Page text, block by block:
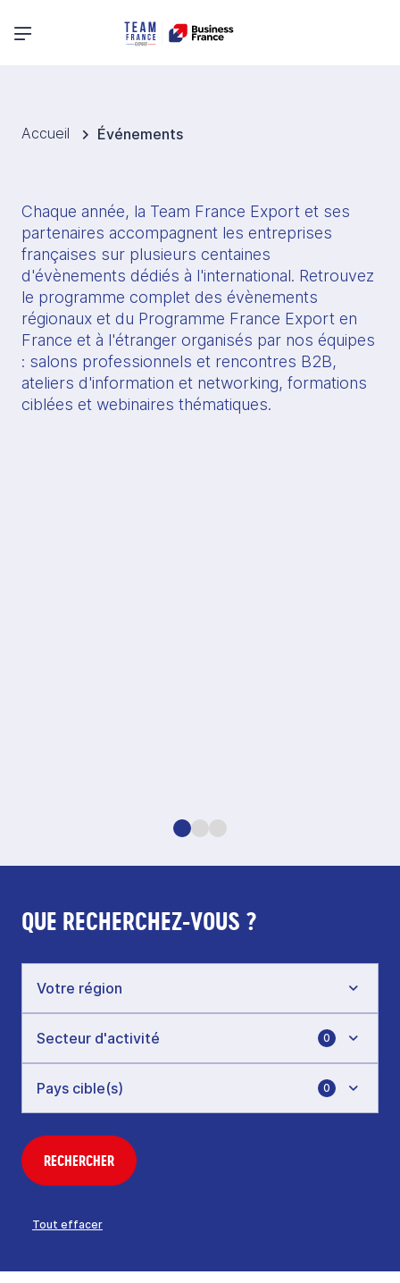
Menu principal
Accueil Événements
Chaque année, la Team France Export et ses
partenaires accompagnent les entreprises
françaises sur plusieurs centaines
d'évènements dédiés à l'international. Retrouvez
le programme complet des évènements
régionaux et du Programme France Export en
France et à l'étranger organisés par nos équipes
: salons professionnels et rencontres B2B,
ateliers d'information et networking, formations
ciblées et webinaires thématiques.
QUE RECHERCHEZ-VOUS ?
0
0
RECHERCHER
Tout effacer